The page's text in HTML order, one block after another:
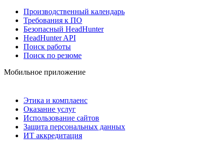
Производственный календарь
Требования к ПО
Безопасный HeadHunter
HeadHunter API
Поиск работы
Поиск по резюме
Мобильное приложение
Этика и комплаенс
Оказание услуг
Использование сайтов
Защита персональных данных
ИТ аккредитация